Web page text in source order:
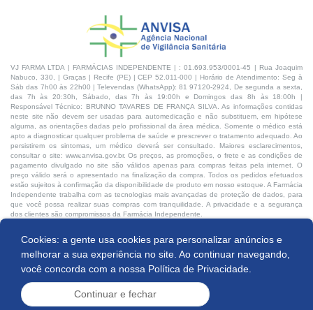
Cookies: a gente usa cookies para personalizar anúncios e
melhorar a sua experiência no site. Ao continuar navegando,
você concorda com a nossa Política de Privacidade.
Continuar e fechar
VJ FARMA LTDA | FARMÁCIAS INDEPENDENTE | : 01.693.953/0001-45 | Rua Joaquim
Nabuco, 330, | Graças | Recife (PE) | CEP 52.011-000 | Horário de Atendimento: Seg à
Sáb das 7h00 às 22h00 | Televendas (WhatsApp): 81 97120-2924, De segunda a sexta,
das 7h às 20:30h, Sábado, das 7h às 19:00h e Domingos das 8h às 18:00h |
Responsável Técnico: BRUNNO TAVARES DE FRANÇA SILVA. As informações contidas
neste site não devem ser usadas para automedicação e não substituem, em hipótese
alguma, as orientações dadas pelo profissional da área médica. Somente o médico está
apto a diagnosticar qualquer problema de saúde e prescrever o tratamento adequado. Ao
persistirem os sintomas, um médico deverá ser consultado. Maiores esclarecimentos,
consultar o site: www.anvisa.gov.br. Os preços, as promoções, o frete e as condições de
pagamento divulgado no site são válidos apenas para compras feitas pela internet. O
preço válido será o apresentado na finalização da compra. Todos os pedidos efetuados
estão sujeitos à confirmação da disponibilidade de produto em nosso estoque. A Farmácia
Independente trabalha com as tecnologias mais avançadas de proteção de dados, para
que você possa realizar suas compras com tranquilidade. A privacidade e a segurança
dos clientes são compromissos da Farmácia Independente.
Desenvolvido por: